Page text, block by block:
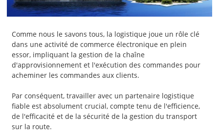
Comme nous le savons tous, la logistique joue un rôle clé
dans une activité de commerce électronique en plein
essor, impliquant la gestion de la chaîne
d'approvisionnement et l'exécution des commandes pour
acheminer les commandes aux clients.
Par conséquent, travailler avec un partenaire logistique
fiable est absolument crucial, compte tenu de l'efficience,
de l'efficacité et de la sécurité de la gestion du transport
sur la route.